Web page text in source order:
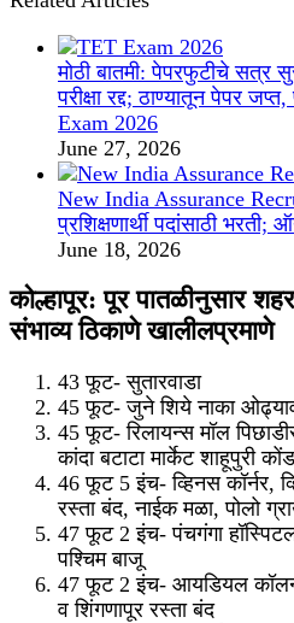
मोठी बातमी: पेपरफुटीचे सत्र
परीक्षा रद्द; ठाण्यातून पेपर
Exam 2026
June 27, 2026
New India Assurance
प्रशिक्षणार्थी पदांसाठी
June 18, 2026
कोल्हापूर: पूर पातळीनुसार
संभाव्य ठिकाणे खालीलप्रमाणे
43 फूट- सुतारवाडा
45 फूट- जुने शिये नाका
45 फूट- रिलायन्स मॉल
कांदा बटाटा मार्केट शाहूपुरी
46 फूट 5 इंच- व्हिनस कॉर्नर,
रस्ता बंद, नाईक मळा, पोलो
47 फूट 2 इंच- पंचगंगा
पश्चिम बाजू
47 फूट 2 इंच- आयडियल
व शिंगणापूर रस्ता बंद